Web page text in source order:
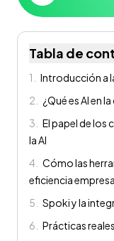
Tabla de
1
Introducción a
2
¿Qué es AI en
3
El papel de los
la AI
4
Cómo las
eficiencia
5
Spoki y la
6
Prácticas